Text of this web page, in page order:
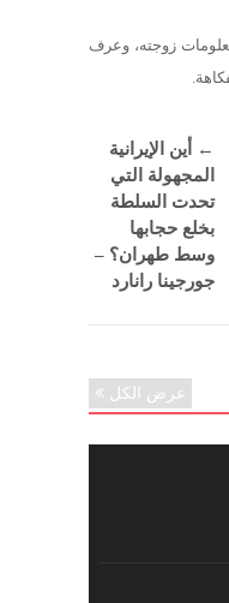
زوجته، وعرف
←
أين الإيرانية
المجهولة التي
تحدت السلطة
بخلع حجابها
وسط طهران؟ –
جورجينا رانارد
عرض الكل